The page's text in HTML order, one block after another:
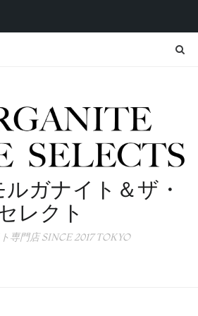
ガナイト＆ザ・
レクト
専門店 SINCE 2017 TOKYO